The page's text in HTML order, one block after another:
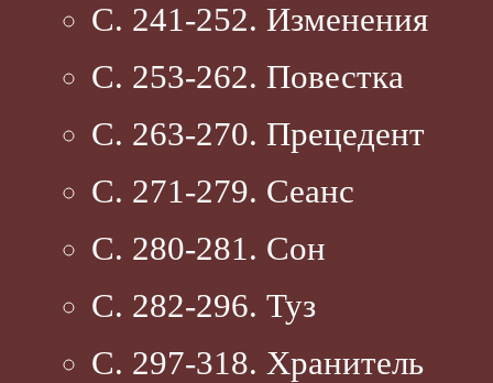
С. 241-252. Изменения
С. 253-262. Повестка
С. 263-270. Прецедент
С. 271-279. Сеанс
С. 280-281. Сон
С. 282-296. Туз
С. 297-318. Хранитель